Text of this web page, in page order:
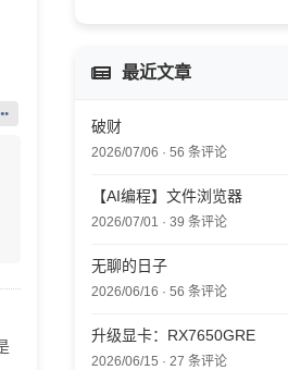
最近文章
破财
2026/07/06 · 56 条评论
【AI编程】文件浏览器
2026/07/01 · 39 条评论
无聊的日子
2026/06/16 · 56 条评论
升级显卡：RX7650GRE
2026/06/15 · 27 条评论